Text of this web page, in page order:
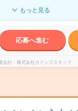
もっと見る
応募へ進む
会社 株式会社カインズスタッフ